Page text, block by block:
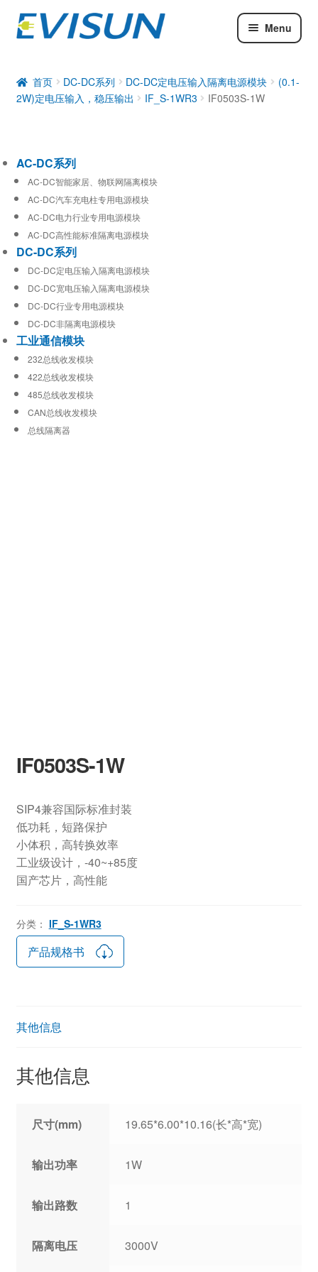
Menu
DC-DC系列
工业通信模块
首页 DC-DC系列 DC-DC定电压输入隔离电源模块
(0.1-
2W)定电压输入，稳压输出
IF_S-1WR3 IF0503S-1W
IF0503S-1W
SIP4兼容国际标准封装
低功耗，短路保护
小体积，高转换效率
工业级设计，-40~+85度
国产芯片，高性能
分类： IF_S-1WR3
产品规格书
其他信息
其他信息
尺寸(mm) 19.65*6.00*10.16(长*高*宽)
输出功率 1W
输出路数 1
隔离电压 3000V
AC-DC系列
AC-DC智能家居、物联网隔离模块
AC-DC汽车充电柱专用电源模块
AC-DC电力行业专用电源模块
AC-DC高性能标准隔离电源模块
DC-DC系列
DC-DC定电压输入隔离电源模块
DC-DC宽电压输入隔离电源模块
DC-DC行业专用电源模块
DC-DC非隔离电源模块
工业通信模块
232总线收发模块
422总线收发模块
485总线收发模块
CAN总线收发模块
总线隔离器